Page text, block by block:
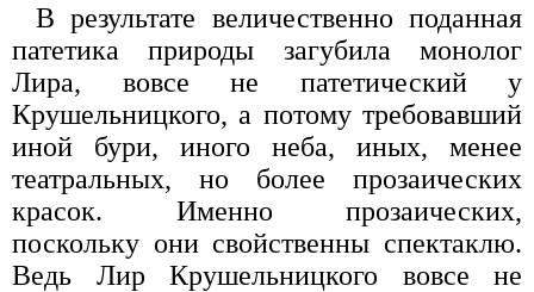
В результате величественно поданная
патетика природы загубила монолог
Лира, вовсе не патетический у
Крушельницкого, а потому требовавший
иной бури, иного неба, иных, менее
театральных, но более прозаических
красок. Именно прозаических,
поскольку они свойственны спектаклю.
Ведь Лир Крушельницкого вовсе не